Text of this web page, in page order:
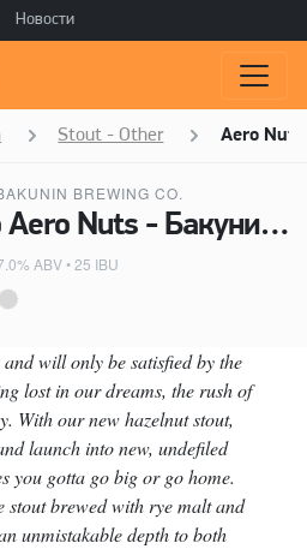
Новости
Stout - Other Aero Nuts
BREWING CO.
Пиво Aero Nuts - Бакунин / Bakunin Brewing Co.
ABV • 25 IBU
and will only be satisfied by the
lost in our dreams, the rush of
With our new hazelnut stout,
launch into new, undefiled
you gotta go big or go home.
stout brewed with rye malt and
unmistakable depth to both